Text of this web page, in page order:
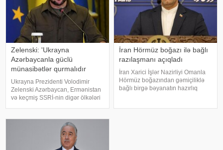
Zelenski: 'Ukrayna
Azərbaycanla güclü
münasibətlər qurmalıdır
Ukrayna Prezidenti Volodimir
Zelenski Azərbaycan, Ermənistan
və keçmiş SSRİ-nin digər ölkələri
xəbər verir ki, bu barədə o,
"Telegram" kanalında yazıb
İran Hörmüz boğazı ilə bağlı
razılaşmanı açıqladı
İran Xarici İşlər Nazirliyi Omanla
Hörmüz boğazından gəmiçiliklə
bağlı birgə bəyanatın hazırlıq